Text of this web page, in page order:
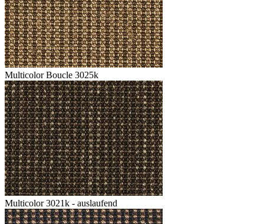
Multicolor Boucle 3025k
Multicolor 3021k - auslaufend